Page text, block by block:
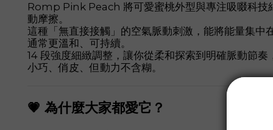
Romp Pink Peach 將可愛蜜桃外型與專注吸啜科技
動摩擦。
這種「無直接接觸」的空氣脈動刺激，能將能量集
通常更溫和、可持續。
14 段強度細緻調整，讓你從柔和探索到明確脈動節
小巧、俏皮、但動力不含糊。
💗 為什麼大家都愛它？